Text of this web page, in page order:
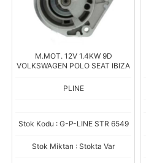
M.MOT. 12V 1.4KW 9D
VOLKSWAGEN POLO SEAT IBIZA
PLINE
Stok Kodu : G-P-LINE STR 6549
Stok Miktarı : Stokta Var